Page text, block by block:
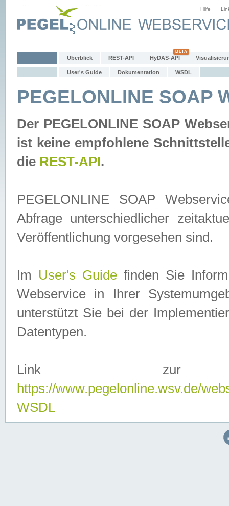
Hilfe
Überblick REST-API HyDAS-API
User's Guide Dokumentation WSDL
PEGELONLINE SOAP
Der PEGELONLINE SOAP
ist keine empfohlene
die REST-API.
PEGELONLINE SOAP
Abfrage unterschiedlicher
Veröffentlichung vorgesehen sind.
Im User's Guidefinden Sie
Webservice in Ihrer
unterstützt Sie bei der
Datentypen.
Link zur
https://www.pegelonline.wsv.de/
WSDL